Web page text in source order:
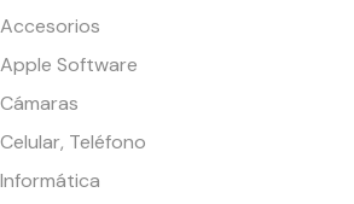
Accesorios
Apple Software
Cámaras
Celular, Teléfono
Informática